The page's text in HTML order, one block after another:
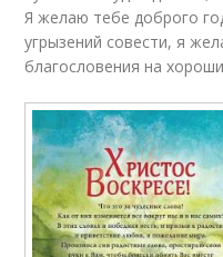
Я желаю тебе доброго
угрызений совести, я
благословения на